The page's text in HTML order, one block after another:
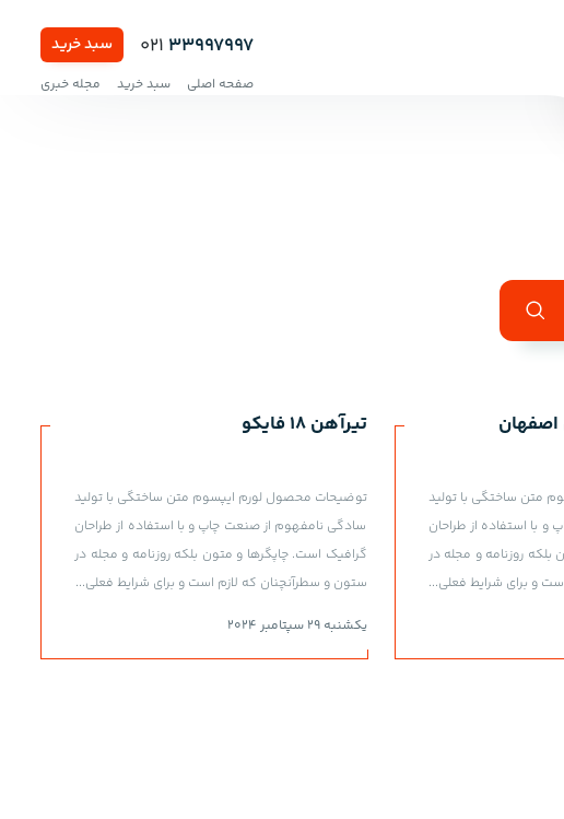
سبد خرید 021 33997997
صفحه اصلی سبد خرید مجله خبری
متن ساختگی با تولید
با استفاده از طراحان
روزنامه و مجله در
و برای شرایط فعلی...
تیرآهن 18 فایکو
توضیحات محصول لورم ایپسوم متن ساختگی با تولید
سادگی نامفهوم از صنعت چاپ و با استفاده از طراحان
گرافیک است. چاپگرها و متون بلکه روزنامه و مجله در
ستون و سطرآنچنان که لازم است و برای شرایط فعلی...
یکشنبه 29 سپتامبر 2024